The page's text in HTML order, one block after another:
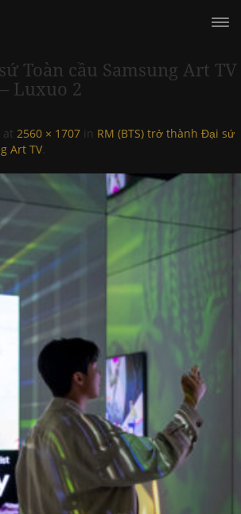
Toàn cầu Samsung Art TV
Luxuo 2
at 2560 × 1707 in RM (BTS) trở thành Đại sứ
Art TV.